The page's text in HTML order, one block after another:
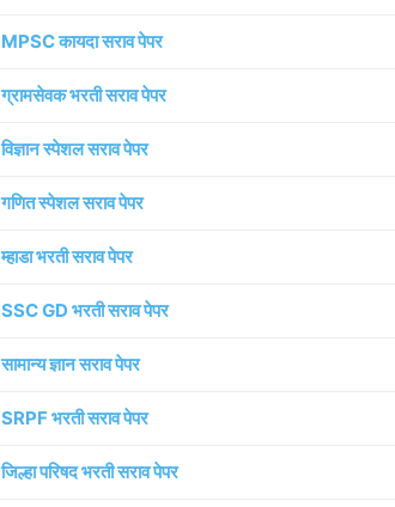
MPSC कायदा सराव पेपर
ग्रामसेवक भरती सराव पेपर
विज्ञान स्पेशल सराव पेपर
गणित स्पेशल सराव पेपर
म्हाडा भरती सराव पेपर
SSC GD भरती सराव पेपर
सामान्य ज्ञान सराव पेपर
SRPF भरती सराव पेपर
जिल्हा परिषद भरती सराव पेपर